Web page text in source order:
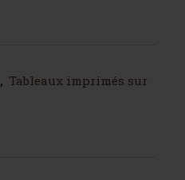
, Tableaux imprimés sur